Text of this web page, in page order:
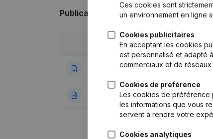
Publications de Nabru
Publication
27-12-2024 Siège Social
27-12-2021 Rubrique
Ces cookies sont
un environnement en ligne
Cookies publicitaires
En acceptant les cookies
est personnalisé et adapté
commerciaux et de réseaux
Cookies de préférence
Les cookies de préférence
les informations que vous
servent à rendre votre
Cookies analytiques